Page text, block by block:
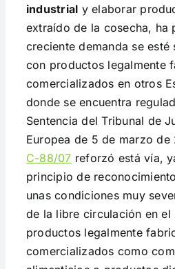
industrial y elaborar
extraído de la cosecha, ha
creciente demanda se
con productos legalmente
comercializados en otros
donde se encuentra
Sentencia del Tribunal de
Europea de 5 de marzo de
C-88/07 reforzó está vía,
principio de
unas condiciones muy
de la libre circulación en el
productos legalmente
comercializados como